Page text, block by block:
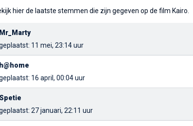
hier de laatste stemmen die zijn gegeven op de film Kairo.
Mr_Marty
11 mei, 23:14 uur
h@home
16 april, 00:04 uur
Spetie
27 januari, 22:11 uur